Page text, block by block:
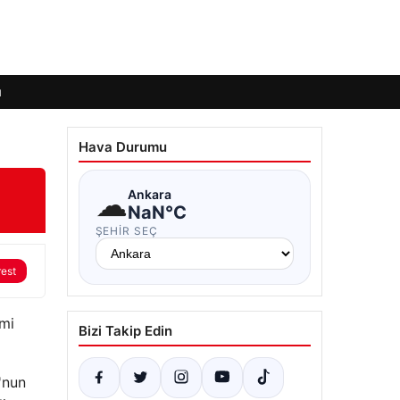
Hava Durumu
☁Ankara
NaN°C
ŞEHIR SEÇ
Bizi Takip Edin